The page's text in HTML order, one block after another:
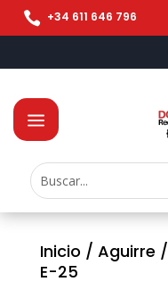
 +34 611 646 796
Inicio / Aguirre /
E-25